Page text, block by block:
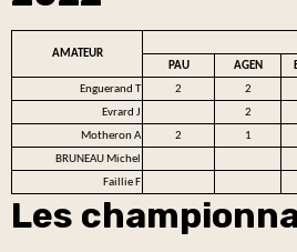
AMATEUR
PAU
AGEN
Enguerand T
2 2
Evrard J
2
Motheron A
2
1
BRUNEAU Michel
Faillie F
Les